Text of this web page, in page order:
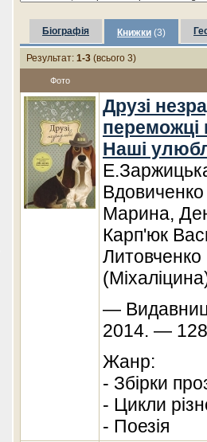
Біографія Книжки (3)
Результат: 1-3 (всього 3)
Фото
Друзі
переможці
Наші
Марина,
Карп'юк
—
2014. —
Жанр:
- Збірки
- Цикли
- Поезія